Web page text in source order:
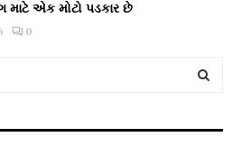
માટે એક મોટો પડકાર છે
0